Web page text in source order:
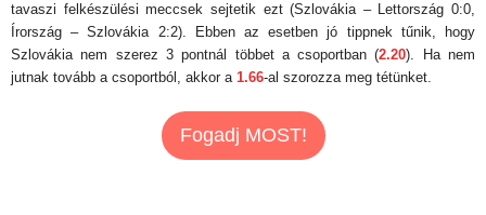
tavaszi felkészülési meccsek sejtetik ezt (Szlovákia – Lettország 0:0,
Írország – Szlovákia 2:2). Ebben az esetben jó tippnek tűnik, hogy
Szlovákia nem szerez 3 pontnál többet a csoportban (2.20). Ha nem
jutnak tovább a csoportból, akkor a 1.66-al szorozza meg tétünket.
Fogadj MOST!